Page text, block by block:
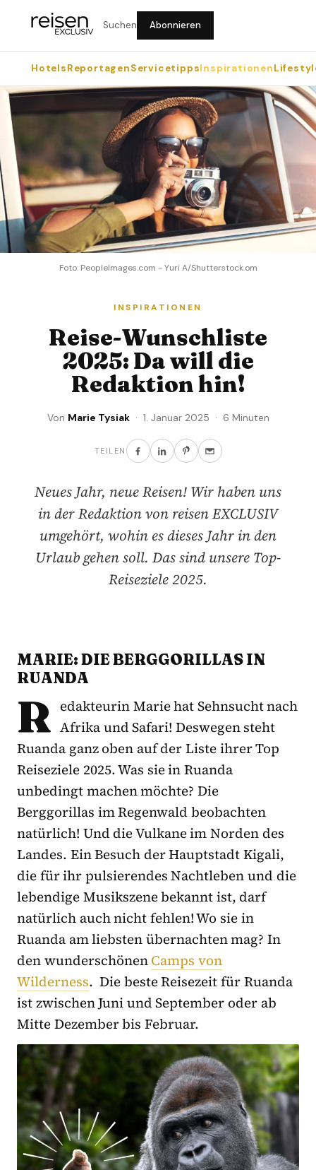
Suchen Abonnieren
HotelsReportagenServicetippsInspirationen
Foto: PeopleImages.com - Yuri A/Shutterstock.om
INSPIRATIONEN
Reise-Wunschliste
2025: Da will die
Redaktion hin!
Von Marie Tysiak· 1. Januar 2025 · 6 Minuten
TEILEN
Neues Jahr, neue Reisen! Wir haben uns
in der Redaktion von reisen EXCLUSIV
umgehört, wohin es dieses Jahr in den
Urlaub gehen soll. Das sind unsere Top-
Reiseziele 2025.
MARIE: DIE BERGGORILLAS IN
RUANDA
R edakteurin Marie hat Sehnsucht nach
Afrika und Safari! Deswegen steht
Ruanda ganz oben auf der Liste ihrer Top
Reiseziele 2025. Was sie in Ruanda
unbedingt machen möchte? Die
Berggorillas im Regenwald beobachten
natürlich! Und die Vulkane im Norden des
Landes. Ein Besuch der Hauptstadt Kigali,
die für ihr pulsierendes Nachtleben und die
lebendige Musikszene bekannt ist, darf
natürlich auch nicht fehlen! Wo sie in
Ruanda am liebsten übernachten mag? In
den wunderschönenCamps von
Wilderness. Die beste Reisezeit für Ruanda
ist zwischen Juni und September oder ab
Mitte Dezember bis Februar.